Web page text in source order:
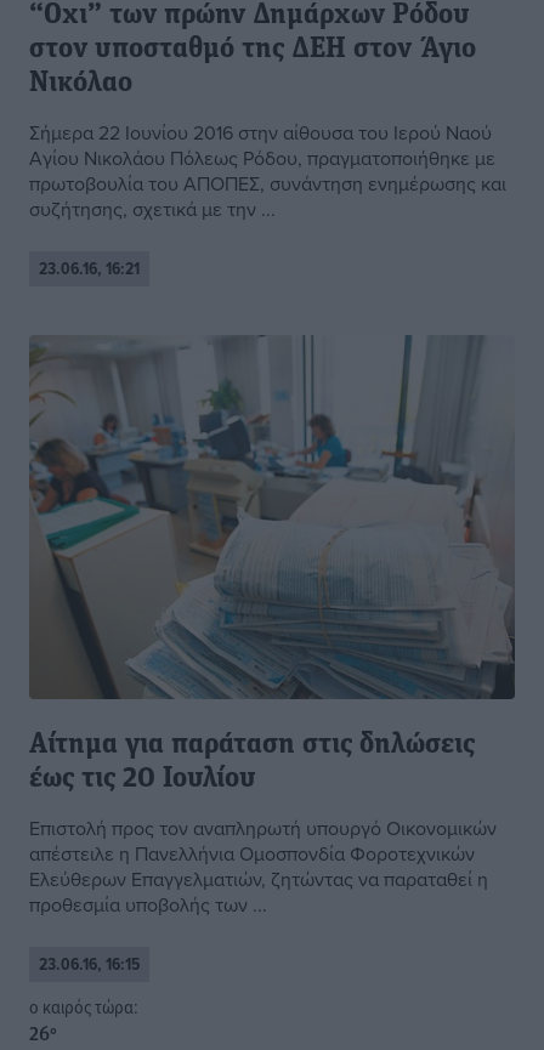
“Οχι” των πρώην Δημάρχων Ρόδου
στον υποσταθμό της ΔΕΗ στον Άγιο
Νικόλαο
Σήμερα 22 Ιουνίου 2016 στην αίθουσα του Ιερού Ναού
Αγίου Νικολάου Πόλεως Ρόδου, πραγματοποιήθηκε με
πρωτοβουλία του ΑΠΟΠΕΣ, συνάντηση ενημέρωσης και
συζήτησης, σχετικά με την ...
23.06.16, 16:21
Αίτημα για παράταση στις δηλώσεις
έως τις 20 Ιουλίου
Επιστολή προς τον αναπληρωτή υπουργό Οικονομικών
απέστειλε η Πανελλήνια Ομοσπονδία Φοροτεχνικών
Ελεύθερων Επαγγελματιών, ζητώντας να παραταθεί η
προθεσμία υποβολής των ...
23.06.16, 16:15
o καιρός τώρα:
26°